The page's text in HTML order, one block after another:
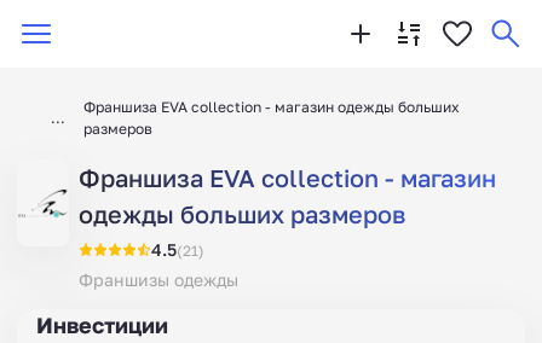
Франшиза EVA collection - магазин одежды больших
размеров
Франшиза EVA collection - магазин
одежды больших размеров
4.5(21)
Франшизы одежды
Инвестиции